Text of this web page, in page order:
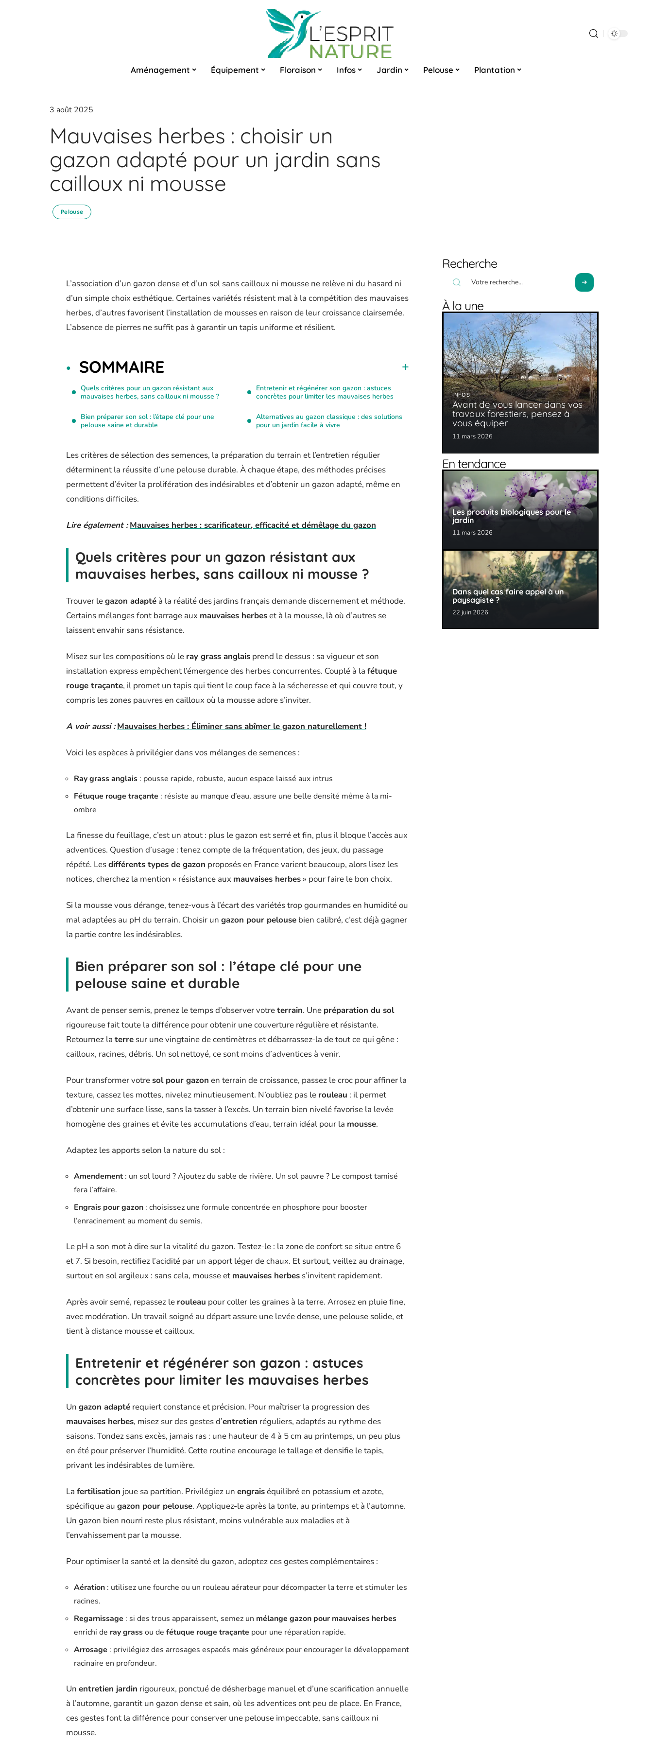
Aménagement Équipement Floraison Infos Jardin Pelouse Plantation
3 août 2025
Mauvaises herbes : choisir un
gazon adapté pour un jardin sans
cailloux ni mousse
Pelouse
L’association d’un gazon dense et d’un sol sans cailloux ni mousse ne relève ni du hasard ni
d’un simple choix esthétique. Certaines variétés résistent mal à la compétition des mauvaises
herbes, d’autres favorisent l’installation de mousses en raison de leur croissance clairsemée.
L’absence de pierres ne suffit pas à garantir un tapis uniforme et résilient.
SOMMAIRE
Quels critères pour un gazon résistant aux
mauvaises herbes, sans cailloux ni mousse ?
Bien préparer son sol : l’étape clé pour une
pelouse saine et durable
Entretenir et régénérer son gazon : astuces
concrètes pour limiter les mauvaises herbes
Alternatives au gazon classique : des solutions
pour un jardin facile à vivre
Les critères de sélection des semences, la préparation du terrain et l’entretien régulier
déterminent la réussite d’une pelouse durable. À chaque étape, des méthodes précises
permettent d’éviter la prolifération des indésirables et d’obtenir un gazon adapté, même en
conditions difficiles.
Lire également : Mauvaises herbes : scarificateur, efficacité et démêlage du gazon
Quels critères pour un gazon résistant aux
mauvaises herbes, sans cailloux ni mousse ?
Trouver legazon adapté à la réalité des jardins français demande discernement et méthode.
Certains mélanges font barrage aux mauvaises herbeset à la mousse, là où d’autres se
laissent envahir sans résistance.
Misez sur les compositions où le ray grass anglais prend le dessus : sa vigueur et son
installation express empêchent l’émergence des herbes concurrentes. Couplé à la fétuque
rouge traçante, il promet un tapis qui tient le coup face à la sécheresse et qui couvre tout, y
compris les zones pauvres en cailloux où la mousse adore s’inviter.
A voir aussi : Mauvaises herbes : Éliminer sans abîmer le gazon naturellement !
Voici les espèces à privilégier dans vos mélanges de semences :
Ray grass anglais : pousse rapide, robuste, aucun espace laissé aux intrus
Fétuque rouge traçante : résiste au manque d’eau, assure une belle densité même à la mi-
ombre
La finesse du feuillage, c’est un atout : plus le gazon est serré et fin, plus il bloque l’accès aux
adventices. Question d’usage : tenez compte de la fréquentation, des jeux, du passage
répété. Lesdifférents types de gazon proposés en France varient beaucoup, alors lisez les
notices, cherchez la mention « résistance aux mauvaises herbes » pour faire le bon choix.
Si la mousse vous dérange, tenez-vous à l’écart des variétés trop gourmandes en humidité ou
mal adaptées au pH du terrain. Choisir un gazon pour pelouse bien calibré, c’est déjà gagner
la partie contre les indésirables.
Bien préparer son sol : l’étape clé pour une
pelouse saine et durable
Avant de penser semis, prenez le temps d’observer votreterrain. Une préparation du sol
rigoureuse fait toute la différence pour obtenir une couverture régulière et résistante.
Retournez la terre sur une vingtaine de centimètres et débarrassez-la de tout ce qui gêne :
cailloux, racines, débris. Un sol nettoyé, ce sont moins d’adventices à venir.
Pour transformer votresol pour gazon en terrain de croissance, passez le croc pour affiner la
texture, cassez les mottes, nivelez minutieusement. N’oubliez pas le rouleau : il permet
d’obtenir une surface lisse, sans la tasser à l’excès. Un terrain bien nivelé favorise la levée
homogène des graines et évite les accumulations d’eau, terrain idéal pour la mousse.
Adaptez les apports selon la nature du sol :
Amendement: un sol lourd ? Ajoutez du sable de rivière. Un sol pauvre ? Le compost tamisé
fera l’affaire.
Engrais pour gazon : choisissez une formule concentrée en phosphore pour booster
l’enracinement au moment du semis.
Le pH a son mot à dire sur la vitalité du gazon. Testez-le : la zone de confort se situe entre 6
et 7. Si besoin, rectifiez l’acidité par un apport léger de chaux. Et surtout, veillez au drainage,
surtout en sol argileux : sans cela, mousse et mauvaises herbes s’invitent rapidement.
Après avoir semé, repassez le rouleau pour coller les graines à la terre. Arrosez en pluie fine,
avec modération. Un travail soigné au départ assure une levée dense, une pelouse solide, et
tient à distance mousse et cailloux.
Entretenir et régénérer son gazon : astuces
concrètes pour limiter les mauvaises herbes
Un gazon adapté requiert constance et précision. Pour maîtriser la progression des
mauvaises herbes, misez sur des gestes d’entretien réguliers, adaptés au rythme des
saisons. Tondez sans excès, jamais ras : une hauteur de 4 à 5 cm au printemps, un peu plus
en été pour préserver l’humidité. Cette routine encourage le tallage et densifie le tapis,
privant les indésirables de lumière.
La fertilisation joue sa partition. Privilégiez un engraiséquilibré en potassium et azote,
spécifique au gazon pour pelouse. Appliquez-le après la tonte, au printemps et à l’automne.
Un gazon bien nourri reste plus résistant, moins vulnérable aux maladies et à
l’envahissement par la mousse.
Pour optimiser la santé et la densité du gazon, adoptez ces gestes complémentaires :
Aération : utilisez une fourche ou un rouleau aérateur pour décompacter la terre et stimuler les
racines.
Regarnissage : si des trous apparaissent, semez un mélange gazon pour mauvaises herbes
enrichi de ray grassou de fétuque rouge traçante pour une réparation rapide.
Arrosage : privilégiez des arrosages espacés mais généreux pour encourager le développement
racinaire en profondeur.
Un entretien jardin rigoureux, ponctué de désherbage manuel et d’une scarification annuelle
à l’automne, garantit un gazon dense et sain, où les adventices ont peu de place. En France,
ces gestes font la différence pour conserver une pelouse impeccable, sans cailloux ni
mousse.
Recherche
À la une
INFOS
Avant de vous lancer dans vos
travaux forestiers, pensez à
vous équiper
11 mars 2026
En tendance
Les produits biologiques pour le
jardin
11 mars 2026
Dans quel cas faire appel à un
paysagiste ?
22 juin 2026